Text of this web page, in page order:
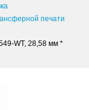
печати
WT, 28,58 мм *